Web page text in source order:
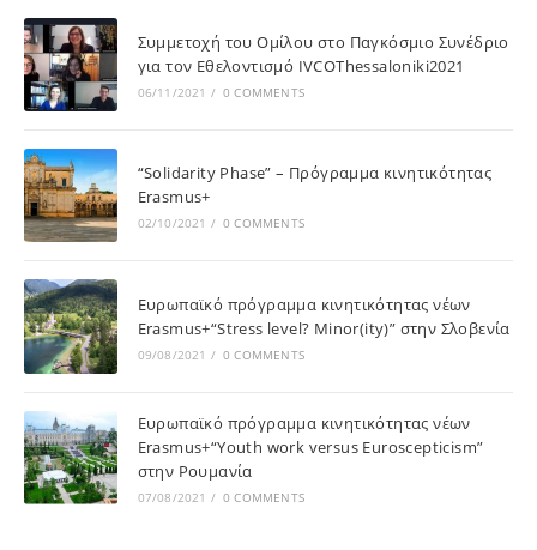
Συμμετοχή του Ομίλου στο Παγκόσμιο Συνέδριο
για τον Εθελοντισμό IVCOThessaloniki2021
06/11/2021 / 0 COMMENTS
“Solidarity Phase” – Πρόγραμμα κινητικότητας
Erasmus+
02/10/2021 / 0 COMMENTS
Ευρωπαϊκό πρόγραμμα κινητικότητας νέων
Erasmus+“Stress level? Minor(ity)” στην Σλοβενία
09/08/2021 / 0 COMMENTS
Ευρωπαϊκό πρόγραμμα κινητικότητας νέων
Erasmus+“Youth work versus Euroscepticism”
στην Ρουμανία
07/08/2021 / 0 COMMENTS